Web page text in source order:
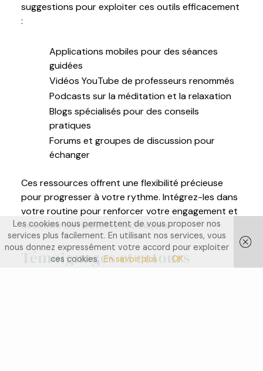
suggestions pour exploiter ces outils efficacement
:
Applications mobiles pour des séances
guidées
Vidéos YouTube de professeurs renommés
Podcasts sur la méditation et la relaxation
Blogs spécialisés pour des conseils
pratiques
Forums et groupes de discussion pour
échanger
Ces ressources offrent une flexibilité précieuse
pour progresser à votre rythme. Intégrez-les dans
votre routine pour renforcer votre engagement et
découvrir de nouvelles techniques.
Témoignages et retours
Les cookies nous permettent de vous proposer nos
services plus facilement. En utilisant nos services, vous
nous donnez expressément votre accord pour exploiter
ces cookies. En savoir plus OK